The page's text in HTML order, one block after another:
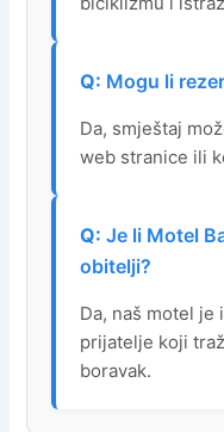
Mogu li
Da, smještaj
web stranice ili
Je li Motel
obitelji?
Da, naš motel je
prijatelje koji
boravak.